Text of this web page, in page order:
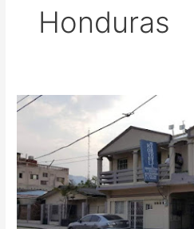
Honduras
Hotel
en
Yoro,
Honduras